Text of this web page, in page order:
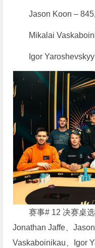
Jason Koon –
Mikalai
Igor
赛事# 12 决赛桌
Jonathan Jaffe、
Vaskaboinikau、Igor